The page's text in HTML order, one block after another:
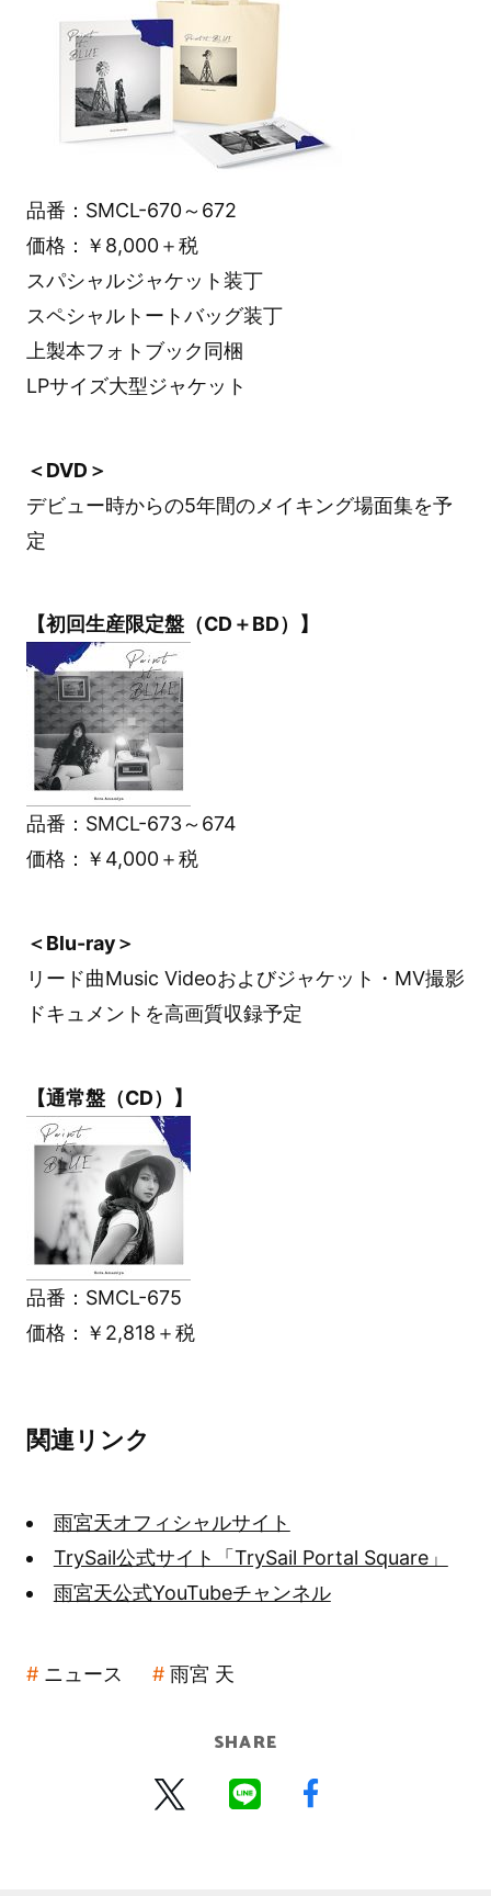
品番：SMCL-670～672
価格：￥8,000＋税
スパシャルジャケット装丁
スペシャルトートバッグ装丁
上製本フォトブック同梱
LPサイズ大型ジャケット
＜DVD＞
デビュー時からの5年間のメイキング場面集を予
定
【初回生産限定盤（CD＋BD）】
品番：SMCL-673～674
価格：￥4,000＋税
＜Blu-ray＞
リード曲Music Videoおよびジャケット・MV撮影
ドキュメントを高画質収録予定
【通常盤（CD）】
品番：SMCL-675
価格：￥2,818＋税
関連リンク
雨宮天オフィシャルサイト
TrySail公式サイト「TrySail Portal Square」
雨宮天公式YouTubeチャンネル
ニュース 雨宮 天
SHARE